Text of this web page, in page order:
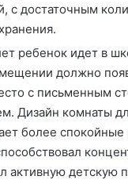
с достаточным
ребенок идет в
должно
с письменным
Дизайн комнаты
более спокойные
активную детскую